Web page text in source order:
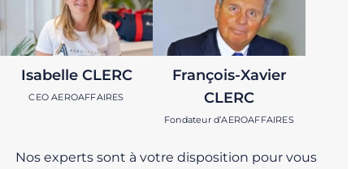
Isabelle CLERC
CEO AEROAFFAIRES
François-Xavier
CLERC
Fondateur d’AEROAFFAIRES
Nos experts sont à votre disposition pour vous